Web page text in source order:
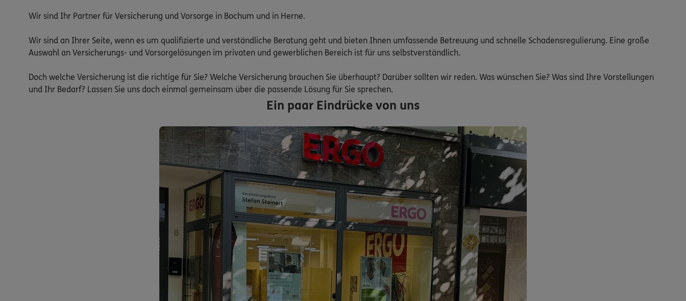
Wir sind Ihr Partner für Versicherung und Vorsorge in Bochum und in Herne.
Wir sind an Ihrer Seite, wenn es um qualifizierte und verständliche Beratung geht und bieten Ihnen umfassende Betreuung und schnelle Schadensregulierung. Eine große
Auswahl an Versicherungs- und Vorsorgelösungen im privaten und gewerblichen Bereich ist für uns selbstverständlich.
Doch welche Versicherung ist die richtige für Sie? Welche Versicherung brauchen Sie überhaupt? Darüber sollten wir reden. Was wünschen Sie? Was sind Ihre Vorstellungen
und Ihr Bedarf? Lassen Sie uns doch einmal gemeinsam über die passende Lösung für Sie sprechen.
Ein paar Eindrücke von uns